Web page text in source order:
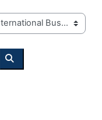
Kurse suchen